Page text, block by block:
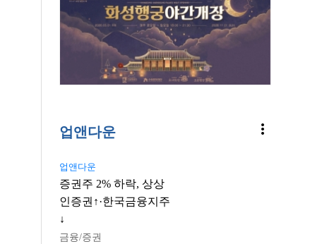
업앤다운 more_vert
업앤다운
증권주 2% 하락, 상상
인증권↑·한국금융지주
↓
금융/증권